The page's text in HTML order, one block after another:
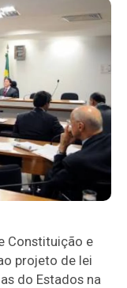
Constituição e
projeto de lei
do Estados na